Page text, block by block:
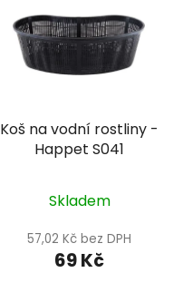
Koš na vodní rostliny -
Happet S041
Skladem
57,02 Kč bez DPH
69 Kč